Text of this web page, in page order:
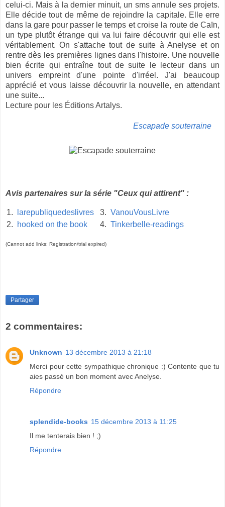
celui-ci. Mais à la dernier minuit, un sms annule ses projets.
Elle décide tout de même de rejoindre la capitale. Elle erre
dans la gare pour passer le temps et croise la route de Caïn,
un type plutôt étrange qui va lui faire découvrir qui elle est
véritablement. On s'attache tout de suite à Anelyse et on
rentre dès les premières lignes dans l'histoire. Une nouvelle
bien écrite qui entraîne tout de suite le lecteur dans un
univers empreint d'une pointe d'irréel. J'ai beaucoup
apprécié et vous laisse découvrir la nouvelle, en attendant
une suite...
Lecture pour les Éditions Artalys.
Escapade souterraine
Avis partenaires sur la série "Ceux qui attirent" :
1. larepubliquedeslivres 3. VanouVousLivre
2.
hooked on the book 4. Tinkerbelle-readings
(Cannot add links: Registration/trial expired)
Partager
2 commentaires:
Unknown 13 décembre 2013 à 21:18
Merci pour cette sympathique chronique :) Contente que tu
aies passé un bon moment avec Anelyse.
Répondre
splendide-books 15 décembre 2013 à 11:25
Il me tenterais bien ! ;)
Répondre